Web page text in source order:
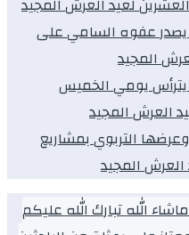
عفوه السامي على
يومي الخميس
العرش المجيد
التربوي بمشاريع
المجيد
الله تبارك الله عليكم